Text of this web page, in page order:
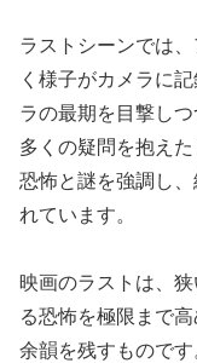
ラストシーンでは
く様子がカメラに
ラの最期を目撃し
多くの疑問を抱え
恐怖と謎を強調し
れています。
映画のラストは、
る恐怖を極限まで
余韻を残すもので